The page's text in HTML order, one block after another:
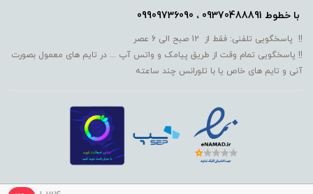
با خطوط 09370488891 ، 09909736090
!! پاسخگویی تلفنی: فقط از 12 صبح الی 6 عصر
!! پاسخگویی تمام وقت از طریق پیامک و واتس آپ ... در تایم های معمول بصورت
آنی و تایم های خاص یا با تلورانس چند ساعته